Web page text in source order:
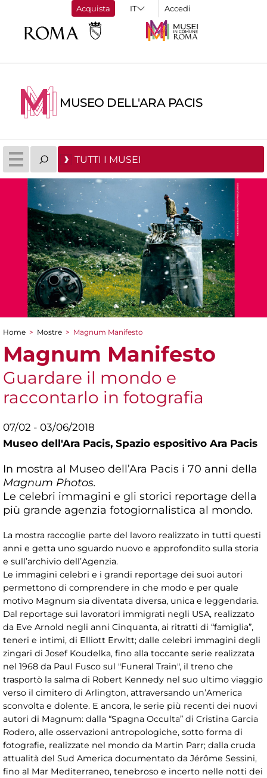
Acquista Accedi
MUSEO DELL'ARA PACIS
TUTTI I MUSEI
Tu sei qui
Home > Mostre > Magnum Manifesto
Magnum Manifesto
Guardare il mondo e
raccontarlo in fotografia
07/02 - 03/06/2018
Museo dell'Ara Pacis, Spazio espositivo Ara Pacis
In mostra al Museo dell’Ara Pacis i 70 anni della
Magnum Photos.
Le celebri immagini e gli storici reportage della
più grande agenzia fotogiornalistica al mondo.
La mostra raccoglie parte del lavoro realizzato in tutti questi
anni e getta uno sguardo nuovo e approfondito sulla storia
e sull’archivio dell’Agenzia.
Le immagini celebri e i grandi reportage dei suoi autori
permettono di comprendere in che modo e per quale
motivo Magnum sia diventata diversa, unica e leggendaria.
Dal reportage sui lavoratori immigrati negli USA, realizzato
da Eve Arnold negli anni Cinquanta, ai ritratti di “famiglia”,
teneri e intimi, di Elliott Erwitt; dalle celebri immagini degli
zingari di Josef Koudelka, fino alla toccante serie realizzata
nel 1968 da Paul Fusco sul "Funeral Train", il treno che
trasportò la salma di Robert Kennedy nel suo ultimo viaggio
verso il cimitero di Arlington, attraversando un’America
sconvolta e dolente. E ancora, le serie più recenti dei nuovi
autori di Magnum: dalla “Spagna Occulta” di Cristina Garcia
Rodero, alle osservazioni antropologiche, sotto forma di
fotografie, realizzate nel mondo da Martin Parr; dalla cruda
attualità del Sud America documentato da Jérôme Sessini,
fino al Mar Mediterraneo, tenebroso e incerto nelle notti dei